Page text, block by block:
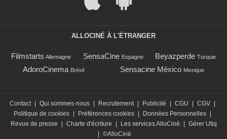
ALLOCINÉ À L'ÉTRANGER
Filmstarts Allemagne SensaCine Espagne Beyazperde Turquie
AdoroCinema Brésil Sensacine México Mexique
Contact | Qui sommes-nous | Recrutement | Publicité | CGU | CGV |
Politique de cookies | Préférences cookies | Données Personnelles |
Revue de presse
| Charte d'écriture | Les services AlloCiné | Gérer Utiq
| ©AlloCiné